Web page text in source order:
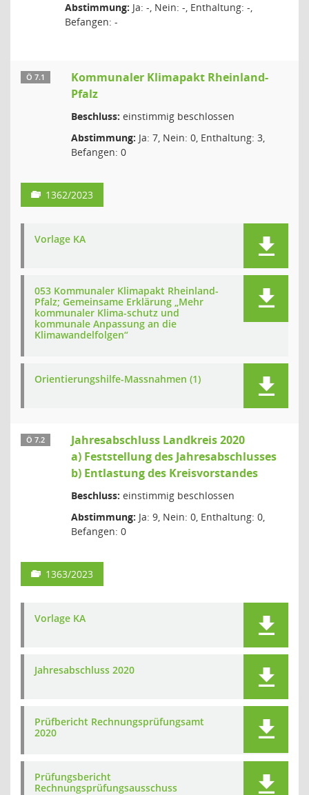
Abstimmung: Ja: -, Nein: -, Enthaltung: -,
Befangen: -
Ö 7.1
Kommunaler Klimapakt Rheinland-
Pfalz
Beschluss: einstimmig beschlossen
Abstimmung: Ja: 7, Nein: 0, Enthaltung: 3,
Befangen: 0
1362/2023
Vorlage KA
053 Kommunaler Klimapakt Rheinland-
Pfalz; Gemeinsame Erklärung „Mehr
kommunaler Klima-schutz und
kommunale Anpassung an die
Klimawandelfolgen“
Orientierungshilfe-Massnahmen (1)
Ö 7.2
Jahresabschluss Landkreis 2020
a) Feststellung des Jahresabschlusses
b) Entlastung des Kreisvorstandes
Beschluss: einstimmig beschlossen
Abstimmung: Ja: 9, Nein: 0, Enthaltung: 0,
Befangen: 0
1363/2023
Vorlage KA
Jahresabschluss 2020
Prüfbericht Rechnungsprüfungsamt
2020
Prüfungsbericht
Rechnungsprüfungsausschuss